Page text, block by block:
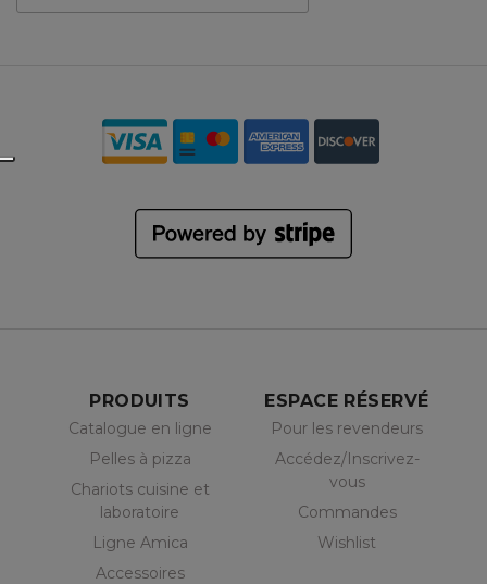
PRODUITS
Catalogue en ligne
Pelles à pizza
Chariots cuisine et
laboratoire
Ligne Amica
Accessoires
ESPACE RÉSERVÉ
Pour les revendeurs
Accédez/Inscrivez-
vous
Commandes
Wishlist